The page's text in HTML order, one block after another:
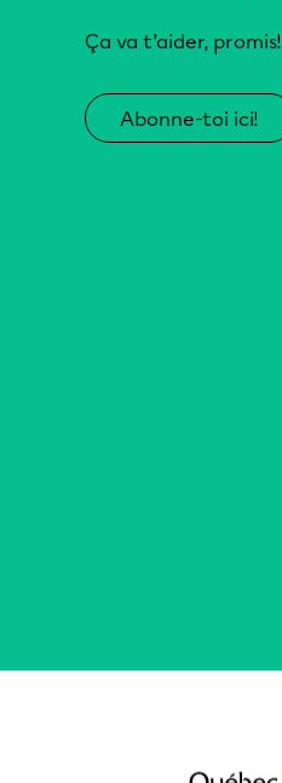
Ça va t’aider, promis!
Abonne-toi ici!